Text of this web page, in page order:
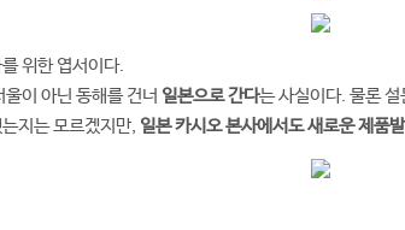
위한 엽서이다.
이 아닌 동해를 건너 일본으로 간다는 사실이다. 물론
지는 모르겠지만, 일본 카시오 본사에서도 새로운 제품